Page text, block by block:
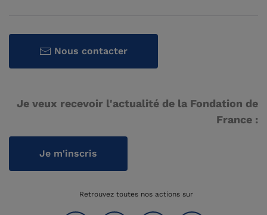
Nous contacter
Je veux recevoir l'actualité de la Fondation de
France :
Je m'inscris
Retrouvez toutes nos actions sur